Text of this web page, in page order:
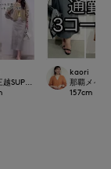
SUPERIORCLOSET
kaori
那覇メイ
157cm